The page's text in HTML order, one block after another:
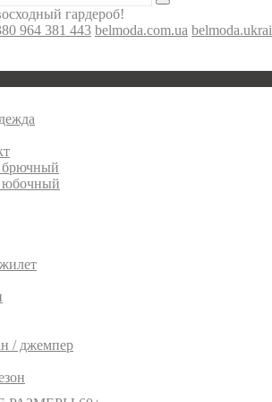
гардероб!
964 381 443 belmoda.com.ua
/ джемпер